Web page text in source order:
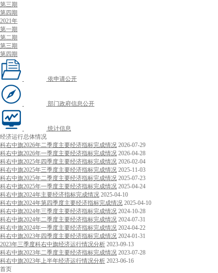
第三期
第四期
2021年
第一期
第二期
第三期
第四期
依申请公开
部门政府信息公开
统计信息
经济运行总体情况
科右中旗2026年二季度主要经济指标完成情况 2026-07-29
科右中旗2026年一季度主要经济指标完成情况 2026-04-28
科右中旗2025年四季度主要经济指标完成情况 2026-02-04
科右中旗2025年三季度主要经济指标完成情况 2025-11-03
科右中旗2025年二季度主要经济指标完成情况 2025-07-23
科右中旗2025年一季度主要经济指标完成情况 2025-04-24
科右中旗2024年主要经济指标完成情况 2025-04-10
科右中旗2024年第四季度主要经济指标完成情况 2025-04-10
科右中旗2024年三季度主要经济指标完成情况 2024-10-28
科右中旗2024年二季度主要经济指标完成情况 2024-07-31
科右中旗2024年一季度主要经济指标完成情况 2024-04-22
科右中旗2023年四季度主要经济指标完成情况 2024-01-31
2023年三季度科右中旗经济运行情况分析 2023-09-13
科右中旗2023年二季度主要经济指标完成情况 2023-07-28
科右中旗2023年上半年经济运行情况分析 2023-06-16
首页